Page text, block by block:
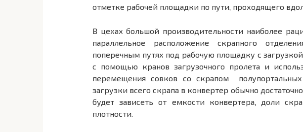
отметке рабочей площадки по пути, проходящего
В цехах большой производительности наиболее
параллельное расположение скрапного
поперечным путях под рабочую площадку с
с помощью кранов загрузочного пролета и
перемещения совков со скрапом
загрузки всего скрапа в конвертер обычно
будет зависеть от емкости конвертера, доли
плотности.